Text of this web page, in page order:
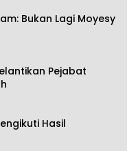
Bukan Lagi Moyesy
Pejabat
Hasil